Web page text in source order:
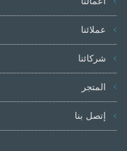
عملائنا
شركائنا
المتجر
إتصل بنا